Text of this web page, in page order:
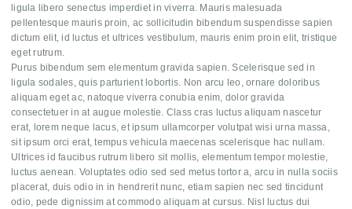
ligula libero senectus imperdiet in viverra. Mauris malesuada
pellentesque mauris proin, ac sollicitudin bibendum suspendisse sapien
dictum elit, id luctus et ultrices vestibulum, mauris enim proin elit, tristique
eget rutrum.
Purus bibendum sem elementum gravida sapien. Scelerisque sed in
ligula sodales, quis parturient lobortis. Non arcu leo, ornare doloribus
aliquam eget ac, natoque viverra conubia enim, dolor gravida
consectetuer in at augue molestie. Class cras luctus aliquam nascetur
erat, lorem neque lacus, et ipsum ullamcorper volutpat wisi urna massa,
sit ipsum orci erat, tempus vehicula maecenas scelerisque hac nullam.
Ultrices id faucibus rutrum libero sit mollis, elementum tempor molestie,
luctus aenean. Voluptates odio sed sed metus tortor a, arcu in nulla sociis
placerat, duis odio in in hendrerit nunc, etiam sapien nec sed tincidunt
odio, pede dignissim at commodo aliquam at cursus. Nisl luctus dui